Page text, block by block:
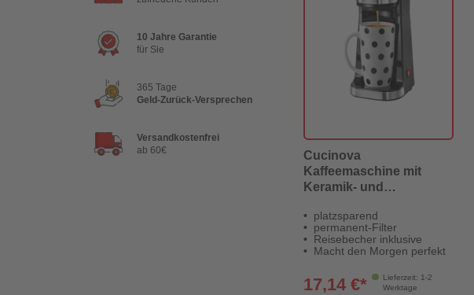
10 Jahre Garantie
für Sie
365 Tage
Geld-Zurück-Versprechen
Versandkostenfrei
ab 60€
Cucinova
Kaffeemaschine mit
Keramik- und
platzsparend
permanent-Filter
Reisebecher inklusive
Macht den Morgen perfekt
Lieferzeit: 1-2
Werktage
17,14 €*